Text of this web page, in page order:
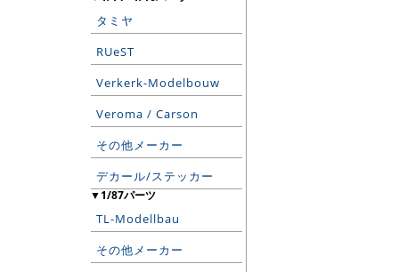
タミヤ
RUeST
Verkerk-Modelbouw
Veroma / Carson
その他メーカー
デカール/ステッカー
▼1/87パーツ
TL-Modellbau
その他メーカー